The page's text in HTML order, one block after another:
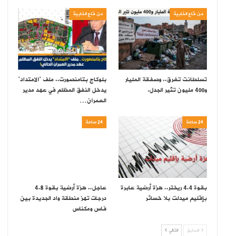
من قاع الخابية
تسلطانت تغرق.. وصفقة المليار
و400 مليون تثير الجدل.
من قاع الخابية
بلوكاج بتامنصورت.. ملف “الامتداد”
يدخل النفق المظلم في عهد مدير
العمران…
24 ساعة
بقوة 4.4 ريختر.. هزة أرضية عابرة
بإقليم ميدلت بلا خسائر
24 ساعة
عاجل.. هزة أرضية بقوة 4.8
درجات تهز منطقة واد الجديدة بين
فاس ومكناس
السابق التالي